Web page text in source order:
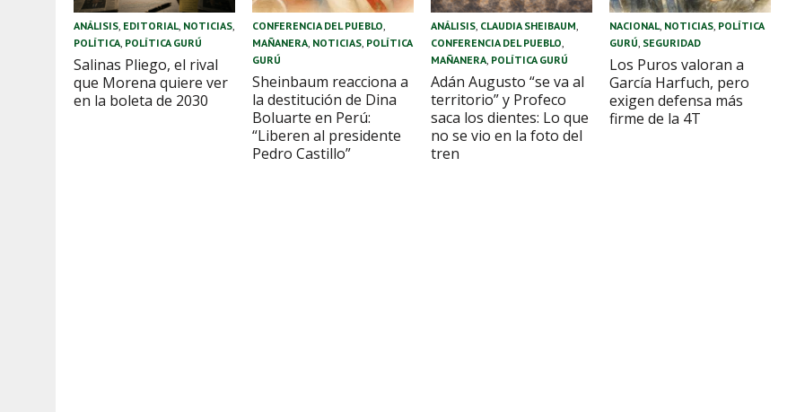
ANÁLISIS, EDITORIAL, NOTICIAS,
POLÍTICA, POLÍTICA GURÚ
Salinas Pliego, el rival
que Morena quiere ver
en la boleta de 2030
CONFERENCIA DEL PUEBLO,
MAÑANERA, NOTICIAS, POLÍTICA
GURÚ
Sheinbaum reacciona a
la destitución de Dina
Boluarte en Perú:
“Liberen al presidente
Pedro Castillo”
ANÁLISIS, CLAUDIA SHEIBAUM,
CONFERENCIA DEL PUEBLO,
MAÑANERA, POLÍTICA GURÚ
Adán Augusto “se va al
territorio” y Profeco
saca los dientes: Lo que
no se vio en la foto del
tren
NACIONAL, NOTICIAS, POLÍTICA
GURÚ, SEGURIDAD
Los Puros valoran a
García Harfuch, pero
exigen defensa más
firme de la 4T